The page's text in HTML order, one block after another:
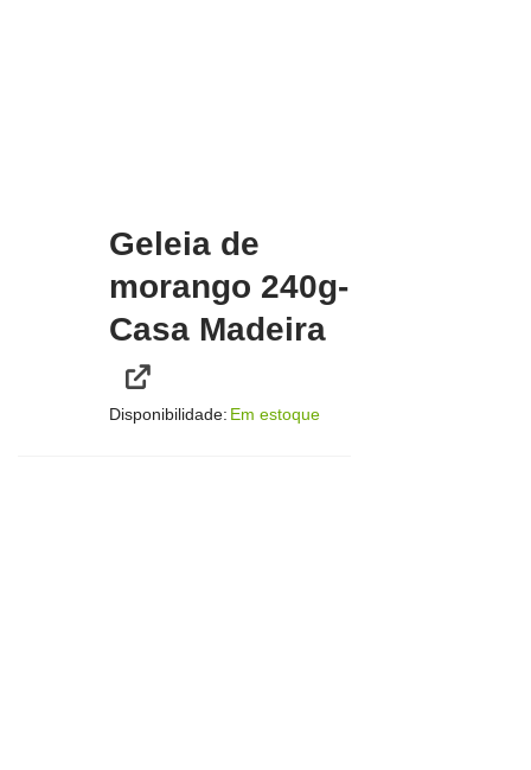
Geleia de
morango 240g-
Casa Madeira
Disponibilidade: Em estoque